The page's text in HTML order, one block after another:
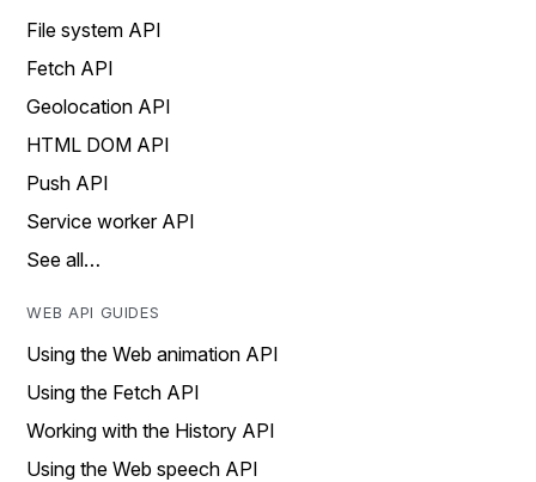
File system API
Fetch API
Geolocation API
HTML DOM API
Push API
Service worker API
See all…
WEB API GUIDES
Using the Web animation API
Using the Fetch API
Working with the History API
Using the Web speech API